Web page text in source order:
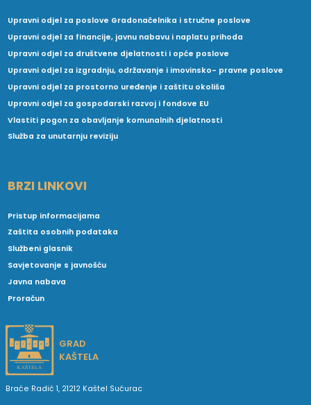
Upravni odjel za poslove Gradonačelnika i stručne poslove
Upravni odjel za financije, javnu nabavu i naplatu prihoda
Upravni odjel za društvene djelatnosti i opće poslove
Upravni odjel za izgradnju, održavanje i imovinsko- pravne poslove
Upravni odjel za prostorno uređenje i zaštitu okoliša
Upravni odjel za gospodarski razvoj i fondove EU
Vlastiti pogon za obavljanje komunalnih djelatnosti
Služba za unutarnju reviziju
BRZI LINKOVI
Pristup informacijama
Zaštita osobnih podataka
Službeni glasnik
Savjetovanje s javnošću
Javna nabava
Proračun
GRAD
KAŠTELA
Braće Radić 1, 21212 Kaštel Sućurac